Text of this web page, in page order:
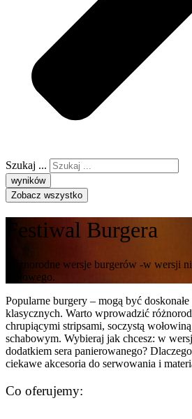
Szukaj ...
wyników
Zobacz wszystko
Festiwal Burgera
Różnorodne wersje burgerów -w wersji
wołowego.
Popularne burgery – mogą być
klasycznych. Warto wprowadzić
chrupiącymi stripsami, soczystą
schabowym. Wybieraj jak chcesz: w
dodatkiem sera panierowanego?
ciekawe akcesoria do serwowania i
Co oferujemy: